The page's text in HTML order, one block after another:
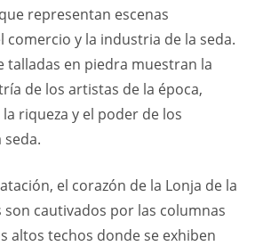
representan escenas
comercio y la industria de la seda.
talladas en piedra muestran la
de los artistas de la época,
riqueza y el poder de los
el corazón de la Lonja de la
son cautivados por las columnas
altos techos donde se exhiben